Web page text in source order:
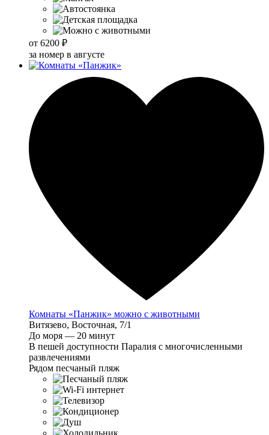
от 6200 ₽
за номер в августе
Комнаты «Панжик» можно с животными
Витязево, Восточная, 7/1
До моря — 20 минут
В пешей доступности Паралия с многочисленными
развлечениями
Рядом песчаный пляж